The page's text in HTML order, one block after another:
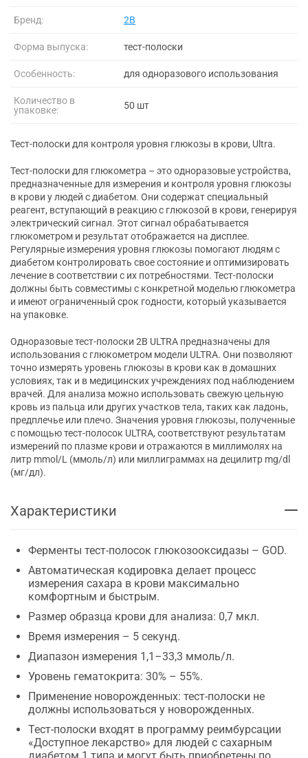
Бренд: 2B
Форма выпуска: тест-полоски
Особенность: для одноразового использования
Количество в
упаковке:
50 шт
Тест-полоски для контроля уровня глюкозы в крови, Ultra.
Тест-полоски для глюкометра – это одноразовые устройства,
предназначенные для измерения и контроля уровня глюкозы
в крови у людей с диабетом. Они содержат специальный
реагент, вступающий в реакцию с глюкозой в крови, генерируя
электрический сигнал. Этот сигнал обрабатывается
глюкометром и результат отображается на дисплее.
Регулярные измерения уровня глюкозы помогают людям с
диабетом контролировать свое состояние и оптимизировать
лечение в соответствии с их потребностями. Тест-полоски
должны быть совместимы с конкретной моделью глюкометра
и имеют ограниченный срок годности, который указывается
на упаковке.
Одноразовые тест-полоски 2В ULTRA предназначены для
использования с глюкометром модели ULTRA. Они позволяют
точно измерять уровень глюкозы в крови как в домашних
условиях, так и в медицинских учреждениях под наблюдением
врачей. Для анализа можно использовать свежую цельную
кровь из пальца или других участков тела, таких как ладонь,
предплечье или плечо. Значения уровня глюкозы, полученные
с помощью тест-полосок ULTRA, соответствуют результатам
измерений по плазме крови и отражаются в миллимолях на
литр mmol/L (ммоль/л) или миллиграммах на децилитр mg/dl
(мг/дл).
Характеристики
Ферменты тест-полосок глюкозооксидазы – GOD.
Автоматическая кодировка делает процесс
измерения сахара в крови максимально
комфортным и быстрым.
Размер образца крови для анализа: 0,7 мкл.
Время измерения – 5 секунд.
Диапазон измерения 1,1–33,3 ммоль/л.
Уровень гематокрита: 30% – 55%.
Применение новорожденных: тест-полоски не
должны использоваться у новорожденных.
Тест-полоски входят в программу реимбурсации
«Доступное лекарство» для людей с сахарным
диабетом 1 типа и могут быть приобретены по